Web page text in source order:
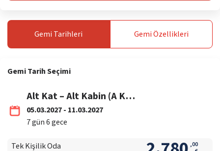
Gemi Tarihleri GemiÖzellikleri
GemiTarih Seçimi
Alt Kat – Alt Kabin (A Kategori)
05.03.2027 - 11.03.2027
7gün6gece
Tek Kişilik Oda ,00